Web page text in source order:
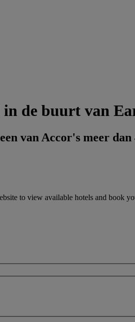
in de buurt van
van Accor's meer
to view available hotels and book